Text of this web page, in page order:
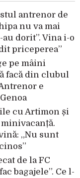
antrenor de
nu va mai
dorit”. Vina i-o
priceperea”
pe mâini
facă din clubul
e
cu Artimon și
„Nu sunt
de la FC
bagajele”. Ce l-